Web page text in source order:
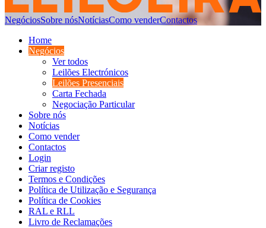
NegóciosSobre nósNotíciasComo venderContactos
Home
Negócios
Ver todos
Leilões Electrónicos
Leilões Presenciais
Carta Fechada
Negociação Particular
Sobre nós
Notícias
Como vender
Contactos
Login
Criar registo
Termos e Condições
Política de Utilização e Segurança
Política de Cookies
RAL e RLL
Livro de Reclamações